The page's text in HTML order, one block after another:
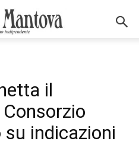
il
su indicazioni